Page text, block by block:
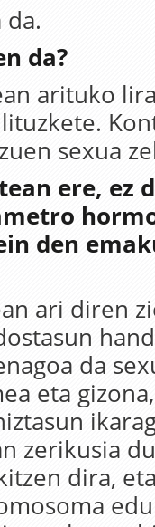
da?
arituko
sexua
ere, ez
den
ari diren
da
eta
zerikusia
dira,